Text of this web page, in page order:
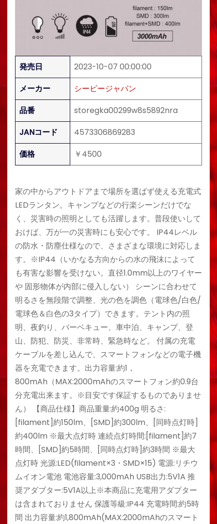
発売日
2023-10-07 00:00:00
メーカー
シービージャパン
品番
storegka00299w8s5892nra
JANコード
4573306869283
価格
￥4500
家の中からアウトドアまで場所を選ばず使える充電式
LEDランタン。キャンプなどの行楽シーンだけでな
く、災害時の照明としても活躍します。普段使いして
おけば、万が一の災害時にも安心です。 IP44レベル
の防水・防塵仕様なので、さまざまな環境に対応しま
す。※IP44（いかなる方向からの水の飛沫によって
も有害な影響を受けない。直径1.0mm以上のワイヤー
や 固形物体が内部に侵入しない） シーンに合わせて
明るさを無段階で調整、光の色を調色（電球色/白色/
電球色＆白色の3タイプ）できます。テント内の照
明、夜釣り、バーベキュー、車中泊、キャンプ、登
山、防犯、防災、非常時、緊急時など。 付属の充電
ケーブルを差し込んで、スマートフォンなどの電子機
器を充電できます。出力容量:約1，
800mAh（MAX:2000mAhのスマートフォン約0.9台
分充電出来ます。※目安です保証するものでありませ
ん） 【商品仕様】商品重量:約400g 明るさ:
[filament]約150lm、[SMD]約300lm、[同時点灯時]
約400lm ※最大点灯時 連続点灯時間:[filament]約7
時間、[SMD]約5時間、[同時点灯時]約3時間 ※最大
点灯時 光源:LED(filament×3・SMD×15) 電源:リチウ
ムイオン電池 電池容量:3,000mAh USB出力:5V1A 推
奨アダブター:5V1A以上※本商品に充電用アダプター
は含まれておりません 保護等級:IP44 充電時間:約5時
間 出力容量:約1,800mAh(MAX:2000mAhのスマート